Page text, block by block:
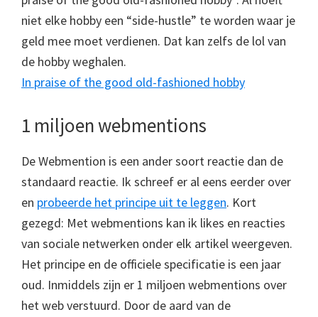
niet elke hobby een “side-hustle” te worden waar je
geld mee moet verdienen. Dat kan zelfs de lol van
de hobby weghalen.
In praise of the good old-fashioned hobby
1 miljoen webmentions
De Webmention is een ander soort reactie dan de
standaard reactie. Ik schreef er al eens eerder over
en probeerde het principe uit te leggen. Kort
gezegd: Met webmentions kan ik likes en reacties
van sociale netwerken onder elk artikel weergeven.
Het principe en de officiele specificatie is een jaar
oud. Inmiddels zijn er 1 miljoen webmentions over
het web verstuurd. Door de aard van de